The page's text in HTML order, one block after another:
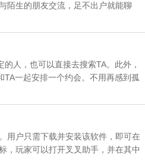
陌生的朋友交流，足不出户就能聊
人，也可以直接去搜索TA。此外，
一起安排一个约会。不用再感到孤
用户只需下载并安装该软件，即可在
，玩家可以打开叉叉助手，并在其中